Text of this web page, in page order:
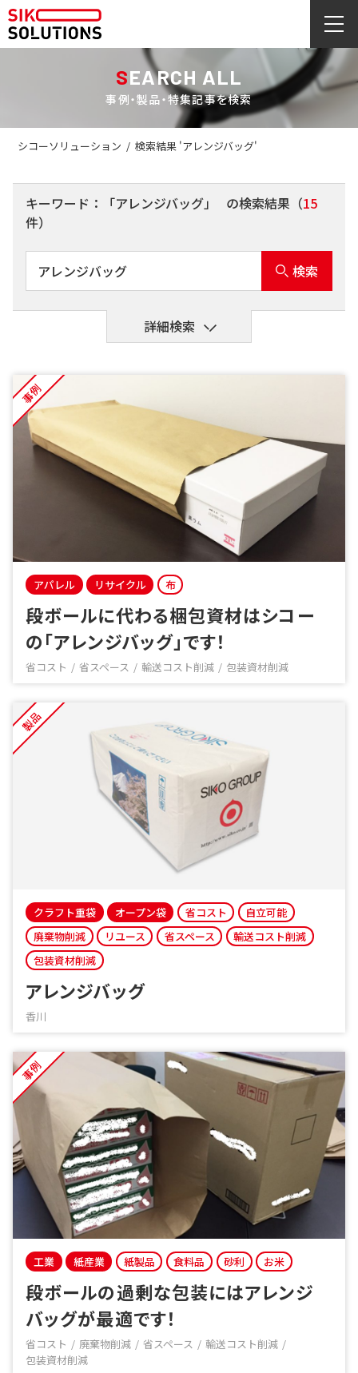
SEARCH ALL
事例・製品・特集記事を検索
シコーソリューション / 検索結果 'アレンジバッグ'
キーワード： 「アレンジバッグ」 の検索結果（15
件）
検索
詳細検索
事例
アパレル リサイクル 布
段ボールに代わる梱包資材はシコー
の「アレンジバッグ」です！
省コスト 省スペース 輸送コスト削減 包装資材削減
製品
クラフト重袋 オープン袋 省コスト
自立可能
廃棄物削減
リユース 省スペース
輸送コスト削減
包装資材削減
アレンジバッグ
香川
事例
工業 紙産業 紙製品 食料品 砂利 お米
段ボールの過剰な包装にはアレンジ
バッグが最適です！
省コスト 廃棄物削減 省スペース
輸送コスト削減
包装資材削減